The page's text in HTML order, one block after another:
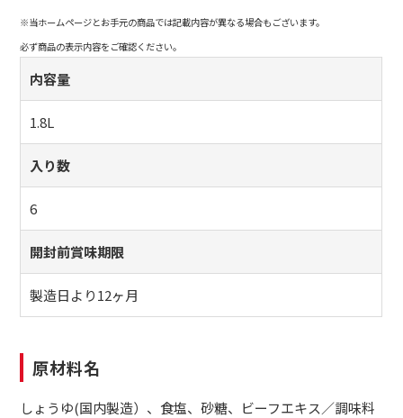
※当ホームページとお手元の商品では記載内容が異なる場合もございます。
必ず商品の表示内容をご確認ください。
内容量
1.8L
入り数
6
開封前賞味期限
製造日より12ヶ月
原材料名
しょうゆ(国内製造）、食塩、砂糖、ビーフエキス／調味料